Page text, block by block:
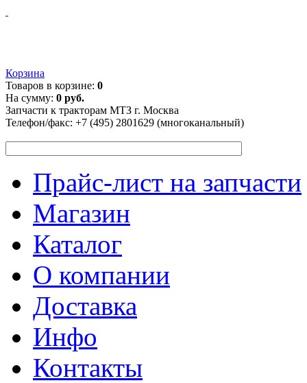
Корзина
Товаров в корзине: 0
На сумму: 0 руб.
Запчасти к тракторам МТЗ г. Москва
Телефон/факс: +7 (495) 2801629 (многоканальный)
Прайс-лист на запчасти
Магазин
Каталог
О компании
Доставка
Инфо
Контакты